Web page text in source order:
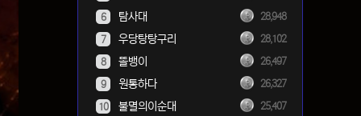
6 탐사대 28,948
7 우당탕탕구리 28,102
8 똘뱅이 26,497
9 원통하다 26,327
10 불멸의이순대 25,407